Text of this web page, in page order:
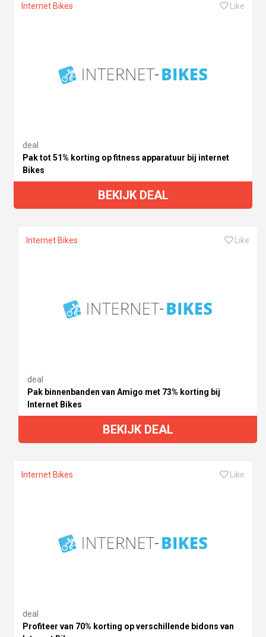
Internet Bikes Like
deal
Pak tot 51% korting op fitness apparatuur bij internet
Bikes
BEKIJK DEAL
Internet Bikes Like
deal
Pak binnenbanden van Amigo met 73% korting bij
Internet Bikes
BEKIJK DEAL
Internet Bikes Like
deal
Profiteer van 70% korting op verschillende bidons van